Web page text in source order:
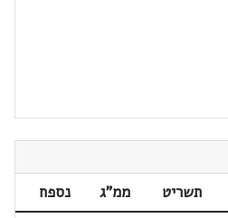
תשריט ממ"ג
נספח